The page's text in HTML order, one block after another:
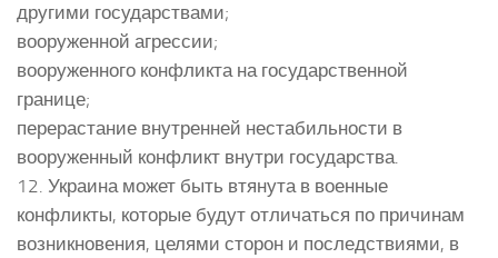
другими государствами;
вооруженной агрессии;
вооруженного конфликта на государственной
границе;
перерастание внутренней нестабильности в
вооруженный конфликт внутри государства.
12. Украина может быть втянута в военные
конфликты, которые будут отличаться по причинам
возникновения, целями сторон и последствиями, в